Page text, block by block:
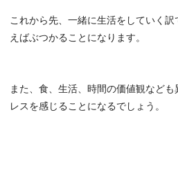
これから先、一緒に生活をしていく
えばぶつかることになります。
また、食、生活、時間の価値観など
レスを感じることになるでしょう。